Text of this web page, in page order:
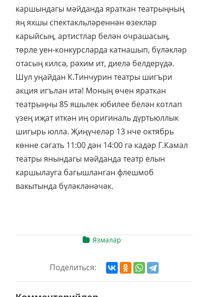
каршындагы мәйданда яраткан театрыңның
яң яхшы спектакльләреннән өзекләр
карыйсың, артистлар белән очрашасың,
төрле уен-конкурсларда катнашып, бүләкләр
отасың килсә, рәхим ит, диелә белдерүдә.
Шул уңайдан К.Тинчурин театры шигъри
акция игълан итә! Моның өчен яраткан
театрыңны 85 яшьлек юбилее белән котлап
үзең иҗат иткән иң оригиналь дүртьюллык
шигырь юлла. Җиңүчеләр 13 нче октябрь
көнне сәгать 11:00 дән 14:00 гә кадәр Г.Камал
театры янындагы мәйданда театр елын
каршылауга багышланган флешмоб
вакытында бүләкләнәчәк.
Язмалар
Поделиться: